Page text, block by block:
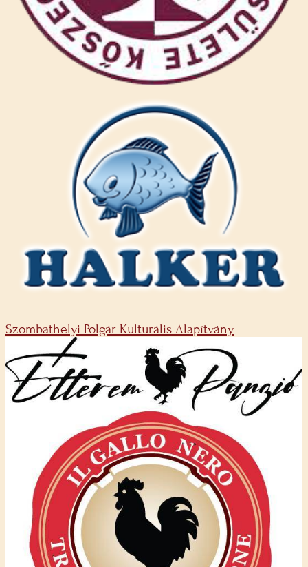
Szombathelyi Polgár Kulturális Alapítvány